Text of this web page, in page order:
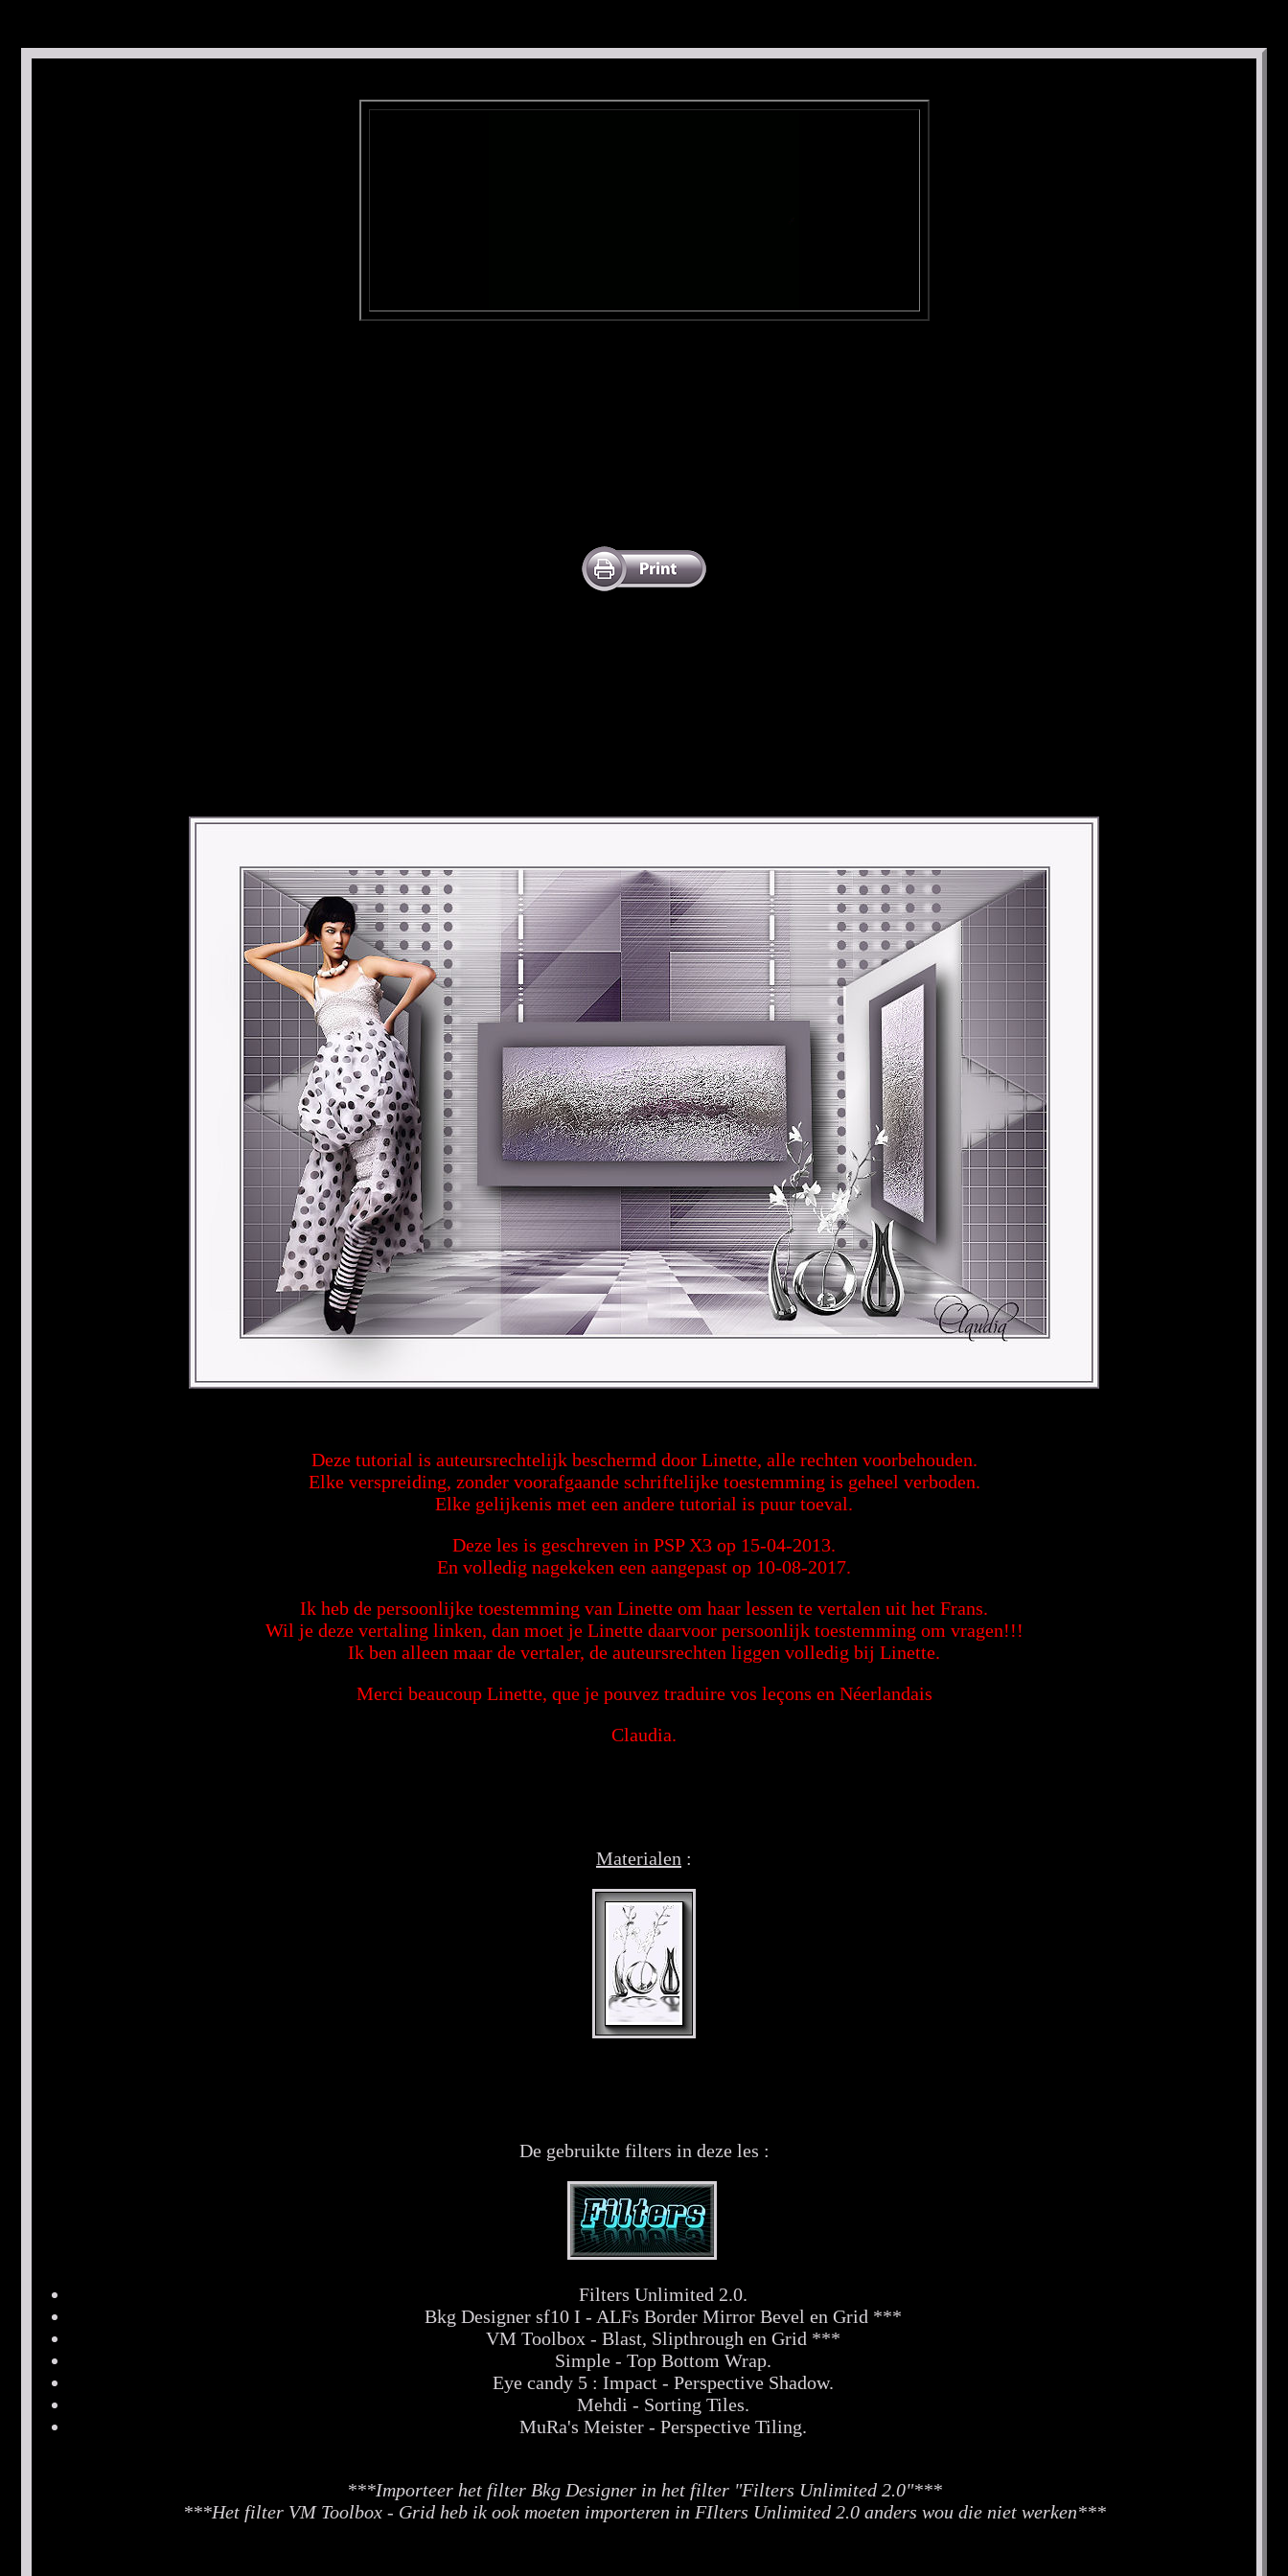
Deze tutorial is auteursrechtelijk beschermd door Linette, alle rechten voorbehouden.
Elke verspreiding, zonder voorafgaande schriftelijke toestemming is geheel verboden.
Elke gelijkenis met een andere tutorial is puur toeval.
Deze les is geschreven in PSP X3 op 15-04-2013.
En volledig nagekeken een aangepast op 10-08-2017.
Ik heb de persoonlijke toestemming van Linette om haar lessen te vertalen uit het Frans.
Wil je deze vertaling linken, dan moet je Linette daarvoor persoonlijk toestemming om vragen!!!
Ik ben alleen maar de vertaler, de auteursrechten liggen volledig bij Linette.
Merci beaucoup Linette, que je pouvez traduire vos leçons en Néerlandais
Claudia.
Materialen :
De gebruikte filters in deze les :
Filters Unlimited 2.0.
Bkg Designer sf10 I - ALFs Border Mirror Bevel en Grid ***
VM Toolbox - Blast, Slipthrough en Grid ***
Simple - Top Bottom Wrap.
Eye candy 5 : Impact - Perspective Shadow.
Mehdi - Sorting Tiles.
MuRa's Meister - Perspective Tiling.
***Importeer het filter Bkg Designer in het filter "Filters Unlimited 2.0"***
***Het filter VM Toolbox - Grid heb ik ook moeten importeren in FIlters Unlimited 2.0 anders wou die niet werken***